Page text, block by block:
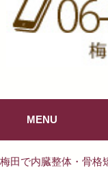
MENU
梅田で内臓整体・骨